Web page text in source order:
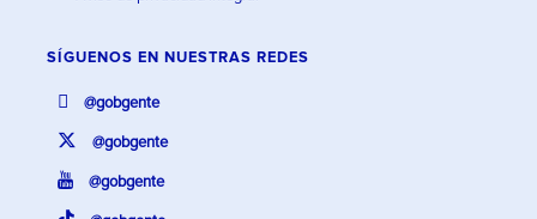
SÍGUENOS EN NUESTRAS REDES
@gobgente
@gobgente
@gobgente